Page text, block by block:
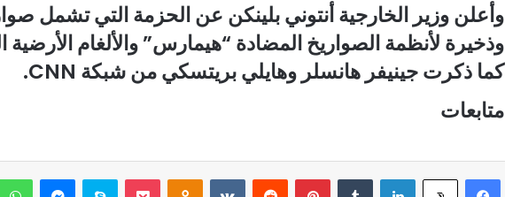
وأعلن وزير الخارجية أنتوني بلينكن عن الحزمة التي تشمل
وذخيرة لأنظمة الصواريخ المضادة “هيمارس” والألغام الأرضية
كما ذكرت جينيفر هانسلر وهايلي بريتسكي من شبكة CNN.
متابعات
فيسبوك ‫X لينكدإن بينتيريست سكايب